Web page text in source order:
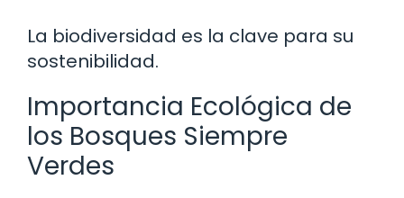
La biodiversidad es la clave para su
sostenibilidad.
Importancia Ecológica de
los Bosques Siempre
Verdes